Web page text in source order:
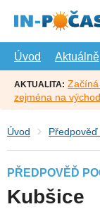
hlavní
Úvod
Aktuálně
AKTUALITA:
zejména na
Úvod
PŘEDPOVĚĎ
Kubšice